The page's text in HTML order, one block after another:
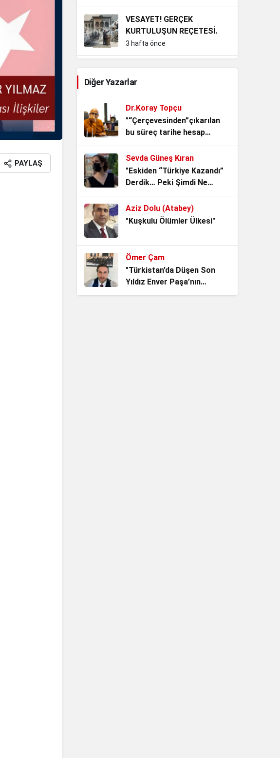
PAYLAŞ
Bey?
VESAYET! GERÇEK
KURTULUŞUN REÇETESİ.
3 hafta önce
4 hafta önce
Kemalizm’in En Büyük Sınavı:
Adını Taşımak mı, Ruhunu
Noter Çilesi, Makamı alan
kendisini Hukukun Üstünde
Vesayetin Kurumsallaşması
“ideal iktidarlar ideal toplum
Denize hakim olan,
istikbaline hakim olur!
Diğer Yazarlar
Dr.Koray Topçu
"“Çerçevesinden”çıkarılan
bu süreç tarihe hesap
verecek."
Sevda Güneş Kıran
"Eskiden “Türkiye Kazandı”
Derdik… Peki Şimdi Ne
Oldu?"
Aziz Dolu (Atabey)
"Kuşkulu Ölümler Ülkesi"
Ömer Çam
"Türkistan’da Düşen Son
Yıldız Enver Paşa’nın
Ardından Bir Asrı Aşan